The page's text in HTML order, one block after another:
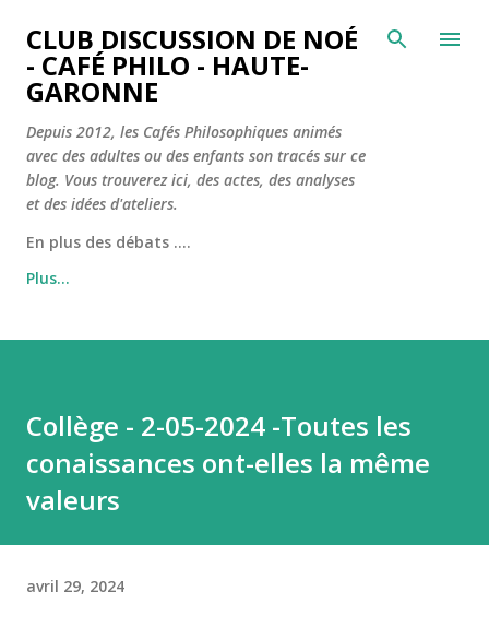
Accéder au contenu principal
CLUB DISCUSSION DE NOÉ
- CAFÉ PHILO - HAUTE-
GARONNE
Depuis 2012, les Cafés Philosophiques animés
avec des adultes ou des enfants son tracés sur ce
blog. Vous trouverez ici, des actes, des analyses
et des idées d'ateliers.
En plus des débats ....
Plus…
Collège - 2-05-2024 -Toutes les
conaissances ont-elles la même
valeurs
avril 29, 2024